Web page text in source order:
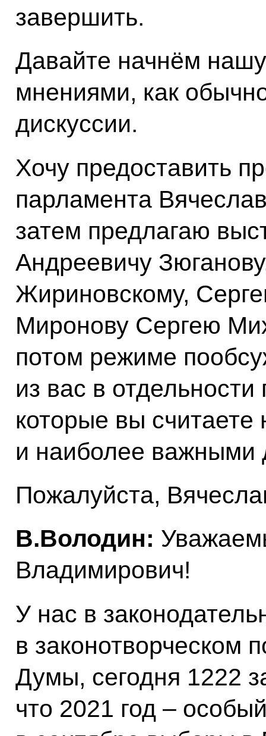
завершить.
Давайте начнём
мнениями, как
дискуссии.
Хочу предоставить
парламента
затем предлагаю
Андреевичу
Жириновскому,
Миронову Сергею
потом режиме
из вас в
которые вы
и наиболее важными
Пожалуйста,
В.Володин:
Владимирович!
У нас в
в законотворческом
Думы, сегодня 1222
что 2021 год –